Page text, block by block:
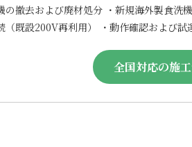
の撤去および廃材処分 ・新規海外製食洗
（既設200V再利用） ・動作確認および
全国対応の施